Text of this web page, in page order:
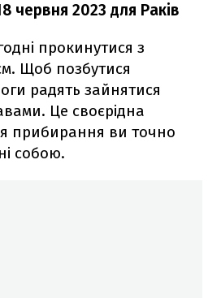
червня 2023 для Раків
прокинутися з
Щоб позбутися
радять зайнятися
Це своєрідна
прибирання ви точно
собою.